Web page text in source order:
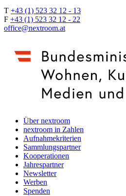
T +43 (1) 523 32 12 - 13
F +43 (1) 523 32 12 - 22
office@nextroom.at
Über nextroom
nextroom in Zahlen
Aufnahmekriterien
Sammlungspartner
Kooperationen
Jahrespartner
Newsletter
Werben
Spenden